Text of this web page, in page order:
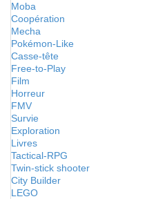
Moba
Coopération
Mecha
Pokémon-Like
Casse-tête
Free-to-Play
Film
Horreur
FMV
Survie
Exploration
Livres
Tactical-RPG
Twin-stick shooter
City Builder
LEGO